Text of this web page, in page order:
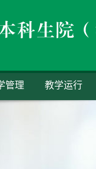
管理 教学运行